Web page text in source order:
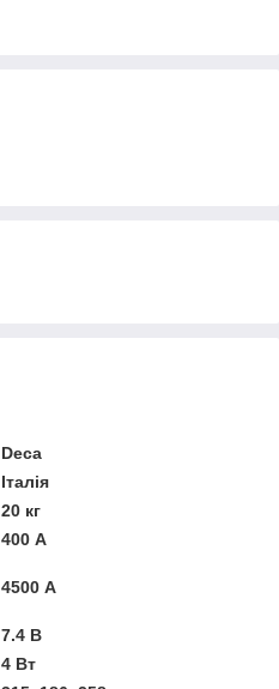
Deca
Італія
20 кг
400 А
4500 А
7.4 В
4 Вт